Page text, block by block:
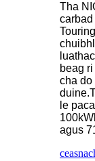
Tha
beag
cha do
le
agus